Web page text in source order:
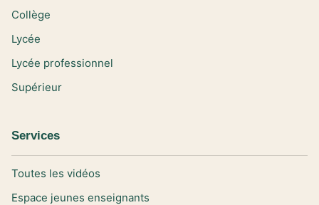
Collège
Lycée
Lycée professionnel
Supérieur
Services
Toutes les vidéos
Espace jeunes enseignants